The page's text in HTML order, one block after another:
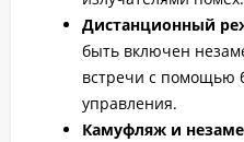
Дистанционный
быть включен
встречи с помощью
управления.
Камуфляж и